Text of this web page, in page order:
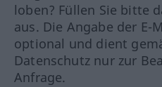
loben? Füllen Sie bitte
aus. Die Angabe der E-
optional und dient
Datenschutz nur zur
Anfrage.